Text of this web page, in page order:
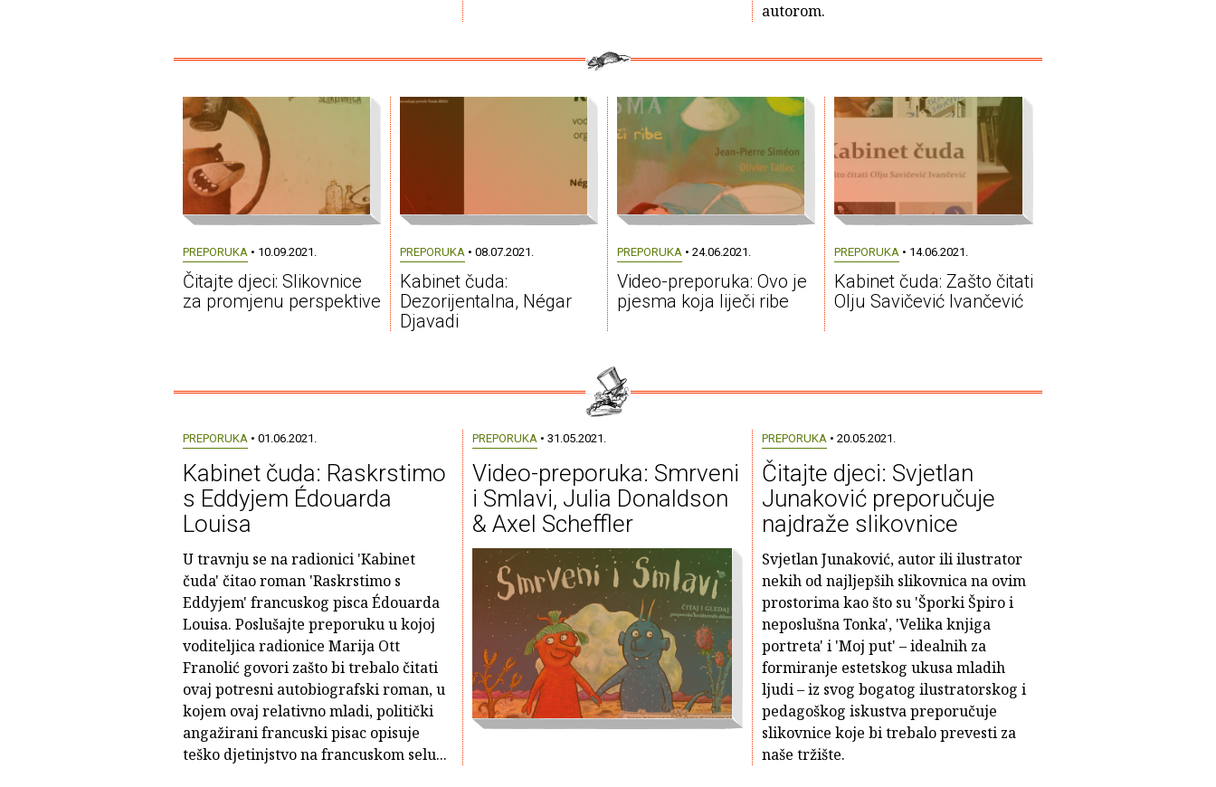
autorom.
PREPORUKA • 10.09.2021.
Čitajte djeci: Slikovnice
za promjenu perspektive
PREPORUKA • 08.07.2021.
Kabinet čuda:
Dezorijentalna, Négar
Djavadi
PREPORUKA • 24.06.2021.
Video-preporuka: Ovo je
pjesma koja liječi ribe
PREPORUKA • 14.06.2021.
Kabinet čuda: Zašto čitati
Olju Savičević Ivančević
PREPORUKA• 01.06.2021.
Kabinet čuda: Raskrstimo
s Eddyjem Édouarda
Louisa
U travnju se na radionici 'Kabinet
čuda' čitao roman 'Raskrstimo s
Eddyjem' francuskog pisca Édouarda
Louisa. Poslušajte preporuku u kojoj
voditeljica radionice Marija Ott
Franolić govori zašto bi trebalo čitati
ovaj potresni autobiografski roman, u
kojem ovaj relativno mladi, politički
angažirani francuski pisac opisuje
teško djetinjstvo na francuskom selu...
PREPORUKA• 31.05.2021.
Video-preporuka: Smrveni
i Smlavi, Julia Donaldson
& Axel Scheffler
PREPORUKA• 20.05.2021.
Čitajte djeci: Svjetlan
Junaković preporučuje
najdraže slikovnice
Svjetlan Junaković, autor ili ilustrator
nekih od najljepših slikovnica na ovim
prostorima kao što su 'Šporki Špiro i
neposlušna Tonka', 'Velika knjiga
portreta' i 'Moj put' – idealnih za
formiranje estetskog ukusa mladih
ljudi – iz svog bogatog ilustratorskog i
pedagoškog iskustva preporučuje
slikovnice koje bi trebalo prevesti za
naše tržište.